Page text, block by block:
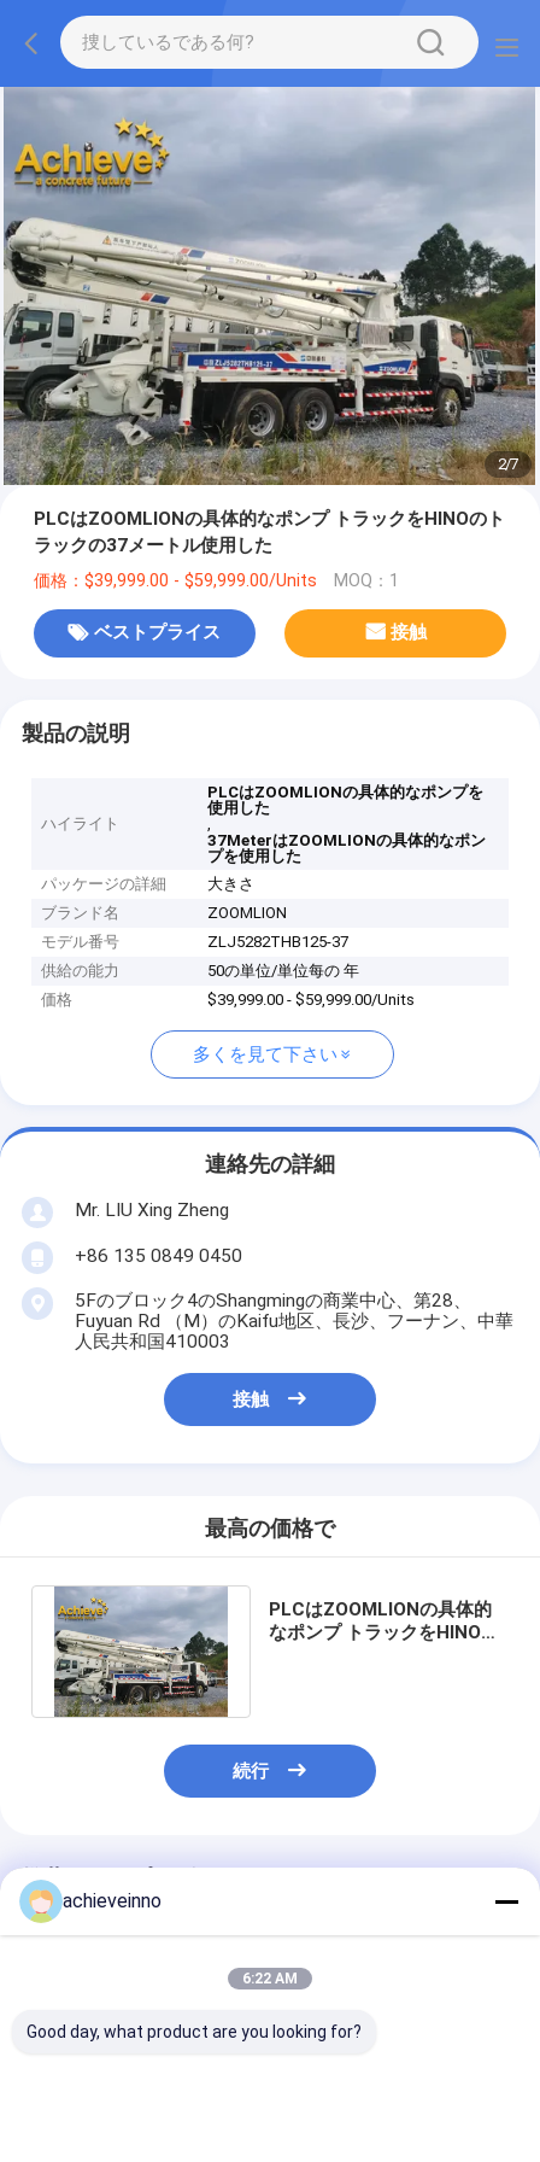
2/7
PLCはZOOMLIONの具体的なポンプ トラックをHINOのト
ラックの37メートル使用した
価格：$39,999.00 - $59,999.00/Units MOQ：1
ベストプライス 接触
製品の説明
ハイライト
PLCはZOOMLIONの具体的なポンプを
使用した
,
37MeterはZOOMLIONの具体的なポン
プを使用した
パッケージの詳細
大きさ
ブランド名
ZOOMLION
モデル番号
ZLJ5282THB125-37
供給の能力
50の単位/単位每の 年
価格
$39,999.00 - $59,999.00/Units
多くを見て下さい
連絡先の詳細
Mr. LIU Xing Zheng
+86 135 0849 0450
5Fのブロック4のShangmingの商業中心、第28、
Fuyuan Rd （M）のKaifu地区、長沙、フーナン、中華
人民共和国410003
接触
最高の価格で
PLCはZOOMLIONの具体的
なポンプ トラックをHINOの
続行
推薦されたプロダクト
achieveinno
6:22 AM
Good day, what product are you looking for?